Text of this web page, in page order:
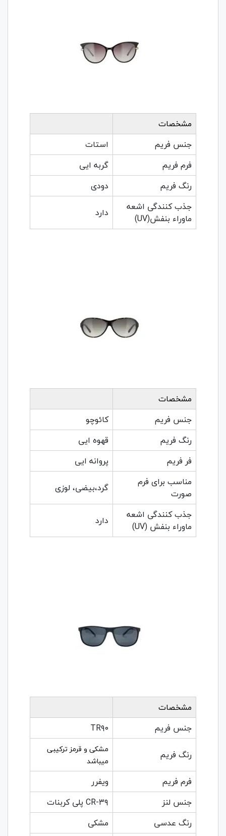
مشخصات
جنس فریم
استات
فرم فریم
گربه ایی
رنگ فریم
دودی
جذب کنندگی اشعه
ماوراء بنفش(UV)
دارد
مشخصات
جنس فریم
کائوچو
رنگ فریم
قهوه ایی
فر فریم
پروانه ایی
مناسب برای فرم
صورت
گرد،بیضی، لوزی
جذب کنندگی اشعه
ماوراء بنفش (UV)
دارد
مشخصات
جنس فریم
TR۹۰
رنگ فریم
مشکی و قرمز ترکیبی
میباشد
فرم فریم
ویفرر
جنس لنز
CR-۳۹ پلی کربنات
رنگ عدسی
مشکی